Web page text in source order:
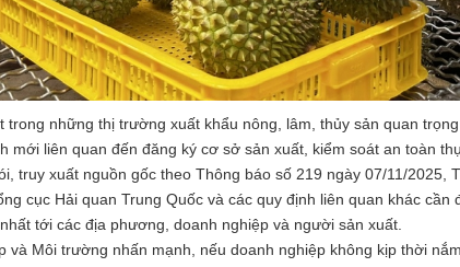
trong những thị trường xuất khẩu nông, lâm, thủy sản quan
mới liên quan đến đăng ký cơ sở sản xuất, kiểm soát an toàn
truy xuất nguồn gốc theo Thông báo số 219 ngày 07/11/2025,
cục Hải quan Trung Quốc và các quy định liên quan khác cần
tới các địa phương, doanh nghiệp và người sản xuất.
và Môi trường nhấn mạnh, nếu doanh nghiệp không kịp thời